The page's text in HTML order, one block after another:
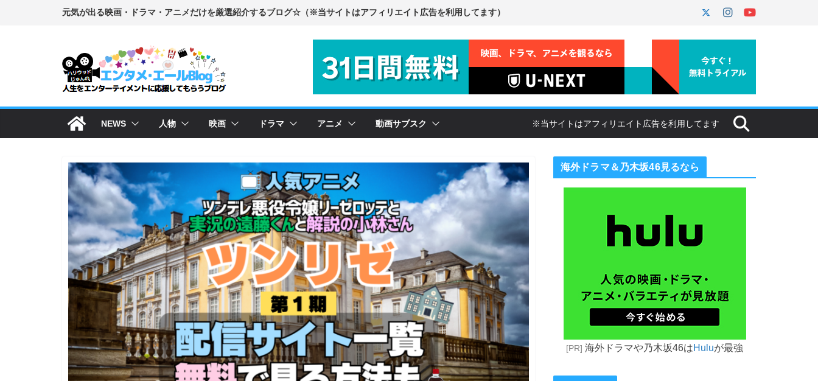
ス
NEWS 人物 映画 ドラマ アニメ 動画サブスク
海外ドラマ＆乃木坂46見るなら
[PR] 海外ドラマや乃木坂46はHuluが最強